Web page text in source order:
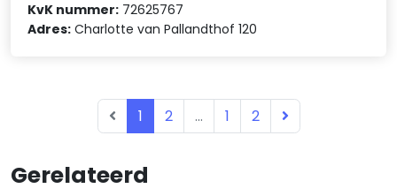
Gerelateerd
KvK nummer: 72625767
Adres: Charlotte van Pallandthof 120
1 2 ... 1 2